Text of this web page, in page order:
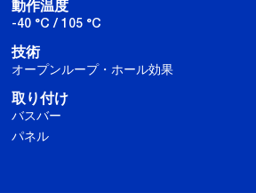
動作温度
-40 °C / 105 °C
技術
オープンループ・ホール効果
取り付け
バスバー
パネル